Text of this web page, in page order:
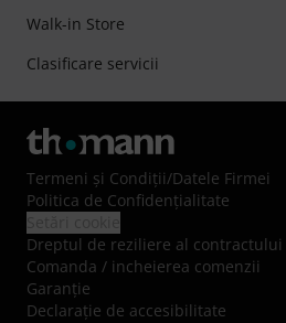
Walk-in Store
Clasificare servicii
Termeni şi Condiţii/Datele Firmei
Politica de Confidenţialitate
Dreptul de reziliere al
Comanda / incheierea comenzii
Garanție
Declarație de accesibilitate